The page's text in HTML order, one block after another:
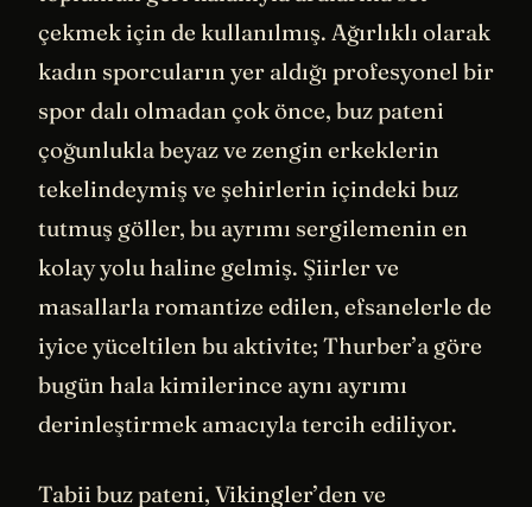
çekmek için de kullanılmış. Ağırlıklı olarak
kadın sporcuların yer aldığı profesyonel bir
spor dalı olmadan çok önce, buz pateni
çoğunlukla beyaz ve zengin erkeklerin
tekelindeymiş ve şehirlerin içindeki buz
tutmuş göller, bu ayrımı sergilemenin en
kolay yolu haline gelmiş. Şiirler ve
masallarla romantize edilen, efsanelerle de
iyice yüceltilen bu aktivite; Thurber’a göre
bugün hala kimilerince aynı ayrımı
derinleştirmek amacıyla tercih ediliyor.
Tabii buz pateni, Vikingler’den ve